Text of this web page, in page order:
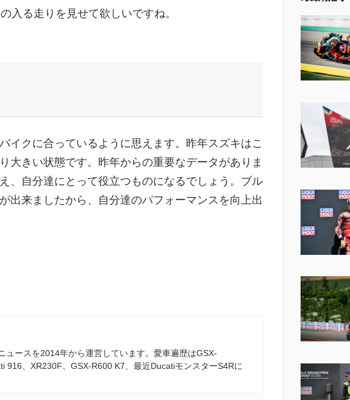
入る走りを見せて欲しいですね。
イクに合っているように思えます。昨年スズキはこ
大きい状態です。昨年からの重要なデータがありま
、自分達にとって役立つものになるでしょう。ブル
出来ましたから、自分達のパフォーマンスを向上出
ュースを2014年から運営しています。愛車遍歴はGSX-
916、XR230F、GSX-R600 K7、最近DucatiモンスターS4Rに